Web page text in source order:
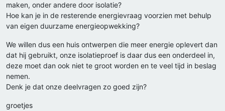
maken, onder andere door isolatie?
Hoe kan je in de resterende energievraag voorzien met behulp
van eigen duurzame energieopwekking?
We willen dus een huis ontwerpen die meer energie oplevert dan
dat hij gebruikt, onze isolatieproef is daar dus een onderdeel in,
deze moet dan ook niet te groot worden en te veel tijd in beslag
nemen.
Denk je dat onze deelvragen zo goed zijn?
groetjes